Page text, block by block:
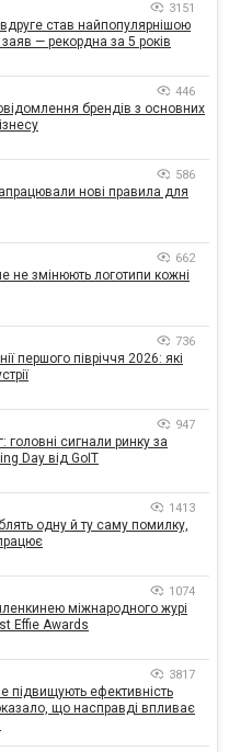
3151
став найпопулярнішою
заяв — рекордна за 5 років
446
брендів з основних
586
нові правила для
662
не змінюють логотипи кожні
736
першого півріччя 2026: які
947
головні сигнали ринку за
Day від GoIT
1413
одну й ту саму помилку,
1074
міжнародного журі
Effie Awards
3817
підвищують ефективність
що насправді впливає